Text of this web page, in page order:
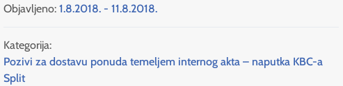
Objavljeno: 1.8.2018. - 11.8.2018.
Kategorija:
Pozivi za dostavu ponuda temeljem internog akta – naputka KBC-a
Split